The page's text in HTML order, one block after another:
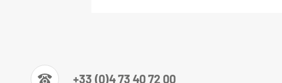
+33 (0)4 73 40 72 00